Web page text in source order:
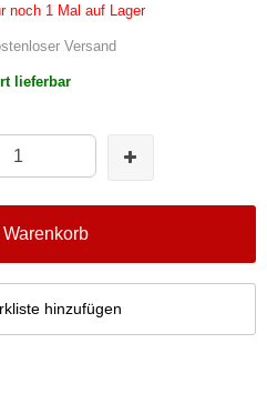
noch 1 Mal auf Lager
Versand
lieferbar
Warenkorb
hinzufügen